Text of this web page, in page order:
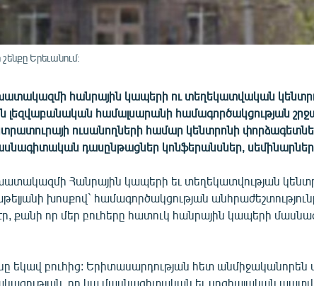
Երեւանում:
հանրային կապերի ու տեղեկատվական
համալսարանի համագործակցության
ուսանողների համար կենտրոնի
դասընթացներ կոնֆերանսներ,
Հանրային կապերի եւ տեղեկատվության
խոսքով` համագործակցության
քանի որ մեր բուհերը հատուկ հանրային կապերի
եկավ բուհից: Երիտասարդության հետ
որ կա մասնագիտական եւ սոցիալական